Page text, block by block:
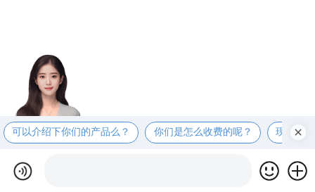
可以介绍下你们的产品么？ 你们是怎么收费的呢？ 现在有